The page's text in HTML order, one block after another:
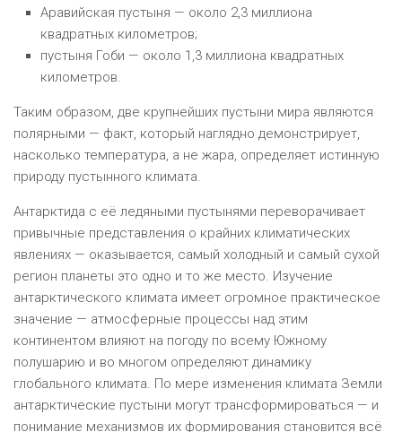
Аравийская пустыня — около 2,3 миллиона
квадратных километров;
пустыня Гоби — около 1,3 миллиона квадратных
километров.
Таким образом, две крупнейших пустыни мира являются
полярными — факт, который наглядно демонстрирует,
насколько температура, а не жара, определяет истинную
природу пустынного климата.
Антарктида с её ледяными пустынями переворачивает
привычные представления о крайних климатических
явлениях — оказывается, самый холодный и самый сухой
регион планеты это одно и то же место. Изучение
антарктического климата имеет огромное практическое
значение — атмосферные процессы над этим
континентом влияют на погоду по всему Южному
полушарию и во многом определяют динамику
глобального климата. По мере изменения климата Земли
антарктические пустыни могут трансформироваться — и
понимание механизмов их формирования становится всё